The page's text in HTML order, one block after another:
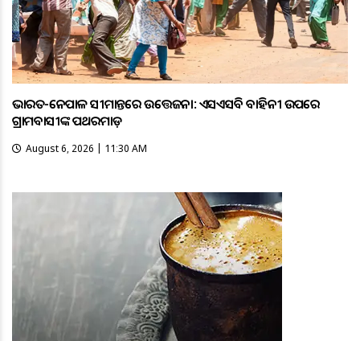
ଭାରତ-ନେପାଳ ସୀମାନ୍ତରେ ଉତ୍ତେଜନା: ଏସଏସବି ବାହିନୀ ଉପରେ
ଗ୍ରାମବାସୀଙ୍କ ପଥରମାଡ଼
August 6, 2026 | 11:30 AM